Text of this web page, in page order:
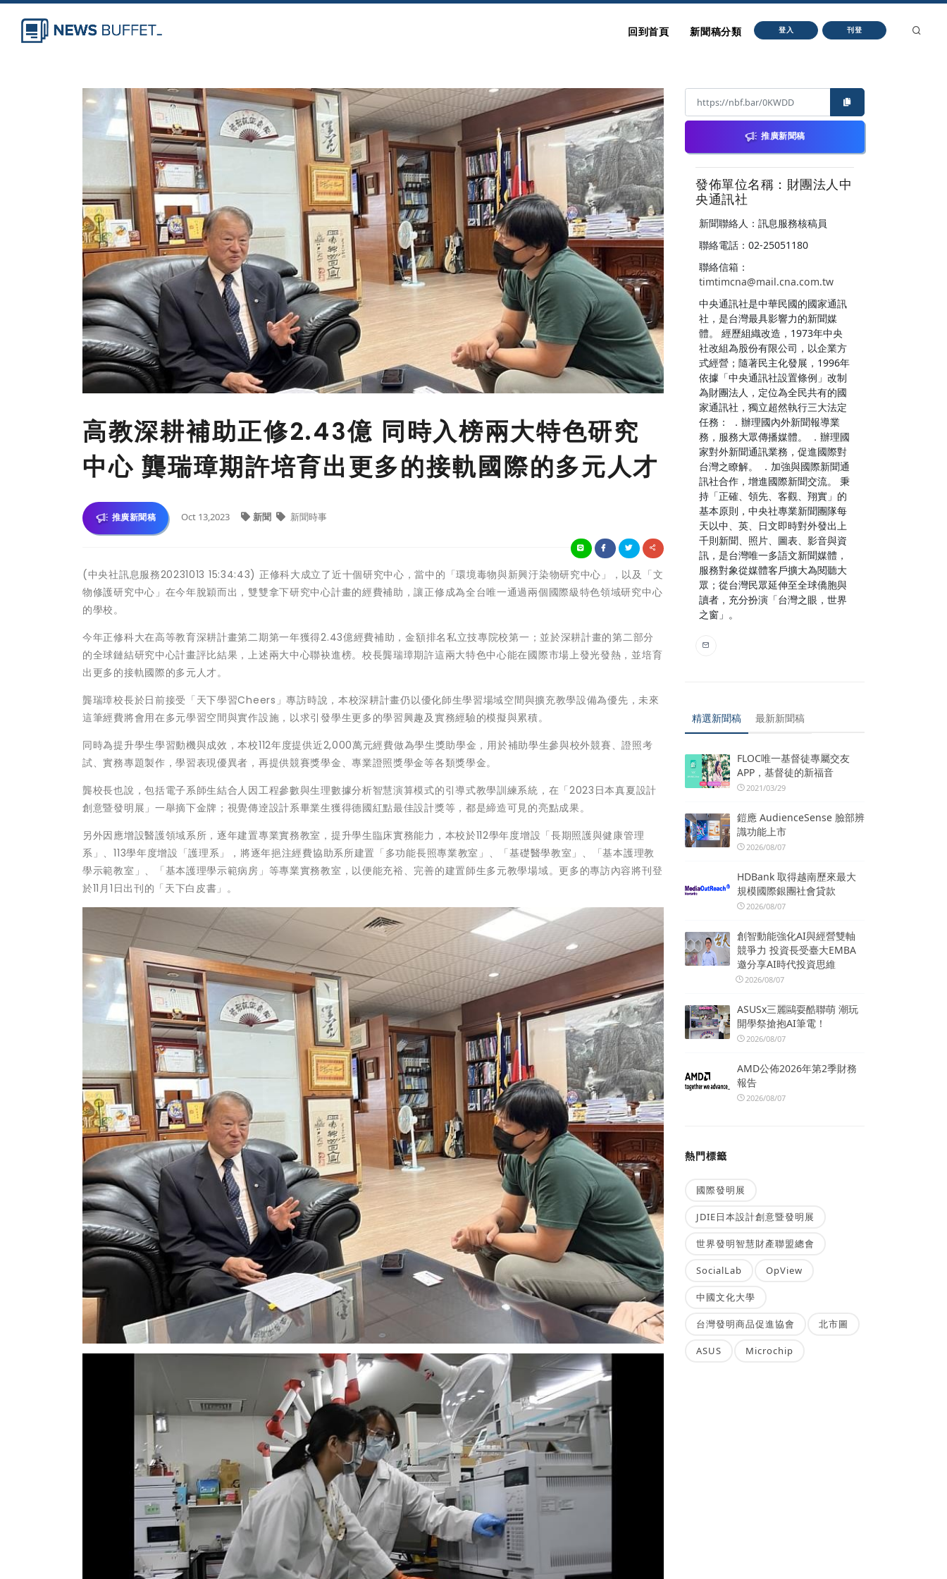
回到首頁 新聞稿分類 登入 刊登
高教深耕補助正修2.43億 同時入榜兩大特色研究
中心 龔瑞璋期許培育出更多的接軌國際的多元人才
推廣新聞稿 Oct 13,2023 新聞 新聞時事
(中央社訊息服務20231013 15:34:43) 正修科大成立了近十個研究中心，當中的「環境毒物與新興汙染物研究中心」，以及「文
物修護研究中心」在今年脫穎而出，雙雙拿下研究中心計畫的經費補助，讓正修成為全台唯一通過兩個國際級特色領域研究中心
的學校。
今年正修科大在高等教育深耕計畫第二期第一年獲得2.43億經費補助，金額排名私立技專院校第一；並於深耕計畫的第二部分
的全球鏈結研究中心計畫評比結果，上述兩大中心聯袂進榜。校長龔瑞璋期許這兩大特色中心能在國際市場上發光發熱，並培育
出更多的接軌國際的多元人才。
龔瑞璋校長於日前接受「天下學習Cheers」專訪時說，本校深耕計畫仍以優化師生學習場域空間與擴充教學設備為優先，未來
這筆經費將會用在多元學習空間與實作設施，以求引發學生更多的學習興趣及實務經驗的模擬與累積。
同時為提升學生學習動機與成效，本校112年度提供近2,000萬元經費做為學生獎助學金，用於補助學生參與校外競賽、證照考
試、實務專題製作，學習表現優異者，再提供競賽獎學金、專業證照獎學金等各類獎學金。
龔校長也說，包括電子系師生結合人因工程參數與生理數據分析智慧演算模式的引導式教學訓練系統，在「2023日本真夏設計
創意暨發明展」一舉摘下金牌；視覺傳逹設計系畢業生獲得德國紅點最佳設計獎等，都是締造可見的亮點成果。
另外因應增設醫護領域系所，逐年建置專業實務教室，提升學生臨床實務能力，本校於112學年度增設「長期照護與健康管理
系」、113學年度增設「護理系」，將逐年挹注經費協助系所建置「多功能長照專業教室」、「基礎醫學教室」、「基本護理教
學示範教室」、「基本護理學示範病房」等專業實務教室，以便能充裕、完善的建置師生多元教學場域。更多的專訪內容將刊登
於11月1日出刊的「天下白皮書」。
推廣新聞稿
發佈單位名稱：財團法人中
央通訊社
新聞聯絡人：訊息服務核稿員
聯絡電話：02-25051180
聯絡信箱：
timtimcna@mail.cna.com.tw
中央通訊社是中華民國的國家通訊
社，是台灣最具影響力的新聞媒
體。 經歷組織改造，1973年中央
社改組為股份有限公司，以企業方
式經營；隨著民主化發展，1996年
依據「中央通訊社設置條例」改制
為財團法人，定位為全民共有的國
家通訊社，獨立超然執行三大法定
任務： ．辦理國內外新聞報導業
務，服務大眾傳播媒體。 ．辦理國
家對外新聞通訊業務，促進國際對
台灣之瞭解。 ．加強與國際新聞通
訊社合作，增進國際新聞交流。 秉
持「正確、領先、客觀、翔實」的
基本原則，中央社專業新聞團隊每
天以中、英、日文即時對外發出上
千則新聞、照片、圖表、影音與資
訊，是台灣唯一多語文新聞媒體，
服務對象從媒體客戶擴大為閱聽大
眾；從台灣民眾延伸至全球僑胞與
讀者，充分扮演「台灣之眼，世界
之窗」。
精選新聞稿 最新新聞稿
FLOC唯一基督徒專屬交友
APP，基督徒的新福音
2021/03/29
鎧應 AudienceSense 臉部辨
識功能上市
2026/08/07
HDBank 取得越南歷來最大
規模國際銀團社會貸款
2026/08/07
創智動能強化AI與經營雙軸
競爭力 投資長受臺大EMBA
邀分享AI時代投資思維
2026/08/07
ASUSx三麗鷗耍酷聯萌 潮玩
開學祭搶抱AI筆電！
2026/08/07
AMD公佈2026年第2季財務
報告
2026/08/07
熱門標籤
國際發明展
JDIE日本設計創意暨發明展
世界發明智慧財產聯盟總會
SocialLab OpView
中國文化大學
台灣發明商品促進協會 北市圖
ASUS Microchip